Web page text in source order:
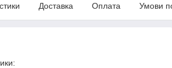
Доставка Оплата Умови